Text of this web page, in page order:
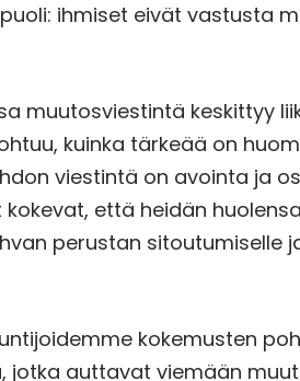
ihmiset eivät vastusta
muutosviestintä keskittyy
kuinka tärkeää on
viestintä on avointa ja
kokevat, että heidän
perustan sitoutumiselle
kokemusten
jotka auttavat viemään